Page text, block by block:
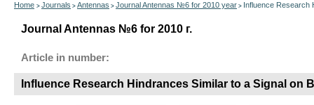
Home > Journals > Antennas > Journal Antennas №6 for 2010 year > Influence Research
Journal Antennas №6 for 2010 г.
Article in number:
Influence Research Hindrances Similar to a Signal on